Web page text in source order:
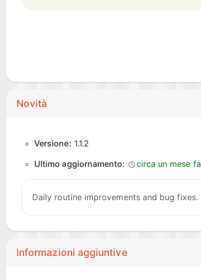
Novità
Versione: 1.1.2
Ultimo aggiornamento:
circa un mese fa
Daily routine improvements and bug fixes.
Informazioni aggiuntive